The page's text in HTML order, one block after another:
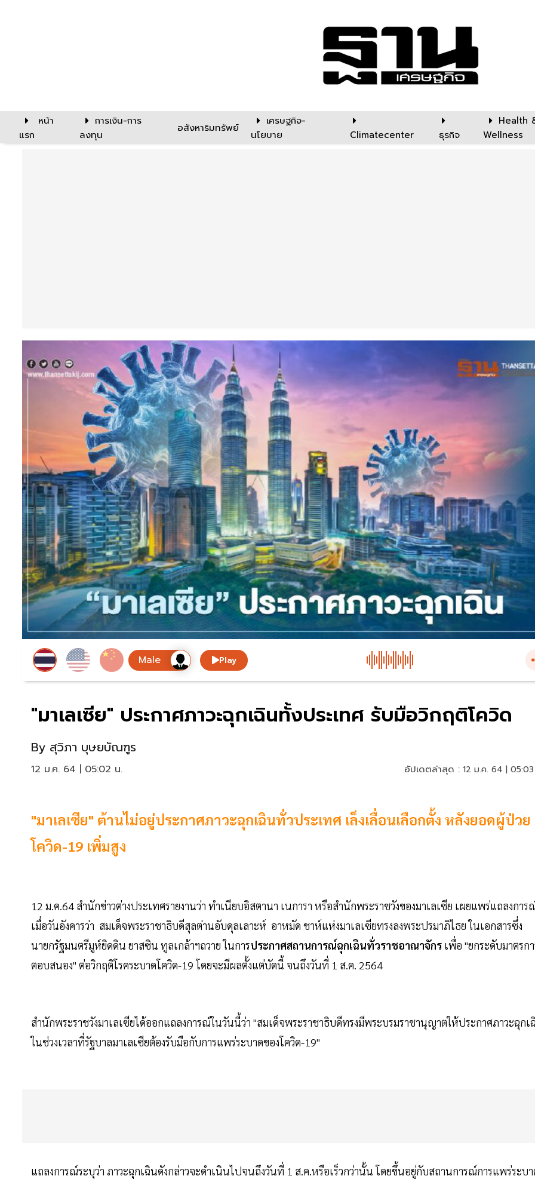
หน้า
แรก
การเงิน-การ
ลงทุน
อสังหาริมทรัพย์
เศรษฐกิจ-
นโยบาย
Climatecenter ธุรกิจ
Health
Wellness
Play
"มาเลเซีย" ประกาศภาวะฉุกเฉินทั้งประเทศ รับมือวิกฤติโควิด
By สุวิภา บุษยบัณฑูร
12 ม.ค. 64 | 05:02 น. อัปเดตล่าสุด : 12 ม.ค. 64 |
"มาเลเซีย" ต้านไม่อยู่ประกาศภาวะฉุกเฉินทั่วประเทศ เล็งเลื่อนเลือกตั้ง หลังยอดผู้ป่วย
โควิด-19 เพิ่มสูง
12 ม.ค.64 สำนักข่าวต่างประเทศรายงานว่า ทำเนียบอิสตานา เนการา หรือสำนักพระราชวังของมาเลเซีย เผยแพร่แถลงการ
เมื่อวันอังคารว่า สมเด็จพระราชาธิบดีสุลต่านอับดุลเลาะห์ อาหมัด ชาห์แห่งมาเลเซียทรงลงพระปรมาภิไธย ในเอกสารซึ่ง
นายกรัฐมนตรีมูห์ยิดดิน ยาสซิน ทูลเกล้าฯถวาย ในการประกาศสถานการณ์ฉุกเฉินทั่วราชอาณาจักร เพื่อ "ยกระดับมาตรก
ตอบสนอง" ต่อวิกฤติโรคระบาดโควิด-19 โดยจะมีผลตั้งแต่บัดนี้ จนถึงวันที่ 1 ส.ค. 2564
สำนักพระราชวังมาเลเซียได้ออกแถลงการณ์ในวันนี้ว่า "สมเด็จพระราชาธิบดีทรงมีพระบรมราชานุญาตให้ประกาศภาวะฉุกเ
ในช่วงเวลาที่รัฐบาลมาเลเซียต้องรับมือกับการแพร่ระบาดของโควิด-19"
แถลงการณ์ระบุว่า ภาวะฉุกเฉินดังกล่าวจะดำเนินไปจนถึงวันที่ 1 ส.ค.หรือเร็วกว่านั้น โดยขึ้นอยู่กับสถานการณ์การแพร่ระบ